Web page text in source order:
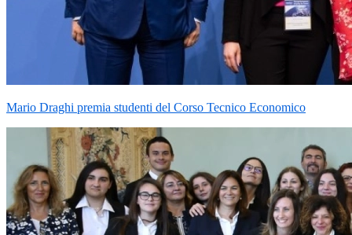
Mario Draghi premia studenti del Corso Tecnico Economico